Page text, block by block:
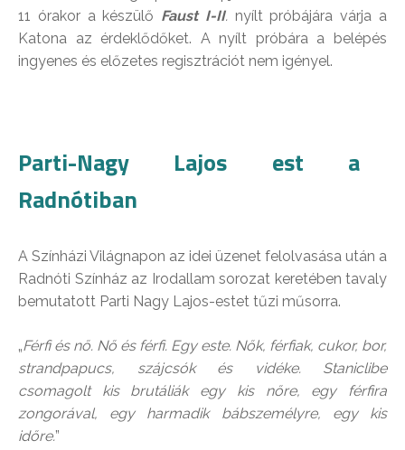
11 órakor a készülő Faust I-II.nyílt próbájára várja a
Katona az érdeklődőket. A nyílt próbára a belépés
ingyenes és előzetes regisztrációt nem igényel.
Parti-Nagy Lajos est a
Radnótiban
A Színházi Világnapon az idei üzenet felolvasása után a
Radnóti Színház az Irodallam sorozat keretében tavaly
bemutatott Parti Nagy Lajos-estet tűzi műsorra.
„Férfi és nő. Nő és férfi. Egy este. Nők, férfiak, cukor, bor,
strandpapucs, szájcsók és vidéke. Staniclibe
csomagolt kis brutáliák egy kis nőre, egy férfira
zongorával, egy harmadik bábszemélyre, egy kis
időre.”